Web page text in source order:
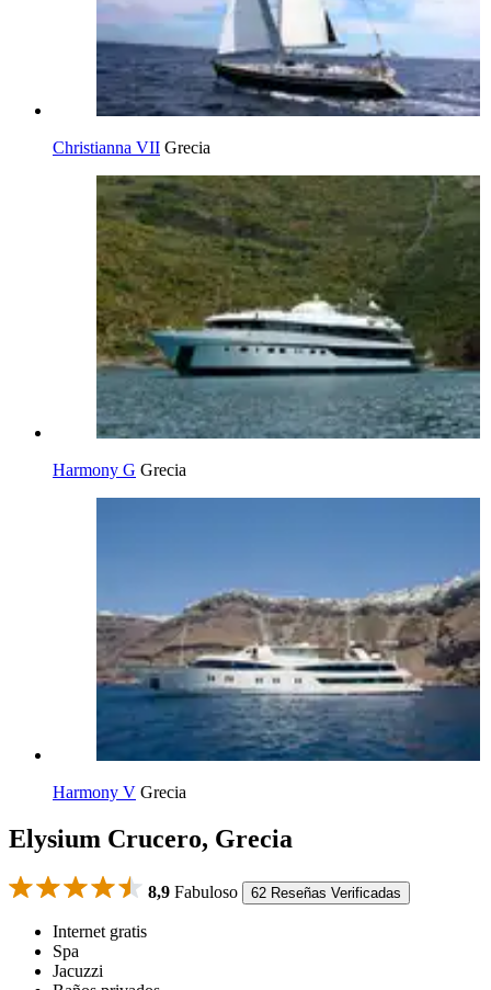
Christianna VII Grecia
Harmony G Grecia
Harmony V Grecia
Elysium Crucero, Grecia
8,9 Fabuloso 62 Reseñas Verificadas
Internet gratis
Spa
Jacuzzi